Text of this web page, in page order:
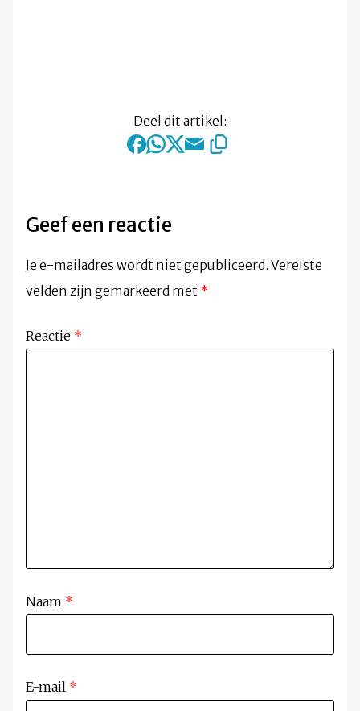
Deel dit artikel:
Geef een reactie
Je e-mailadres wordt niet gepubliceerd. Vereiste
velden zijn gemarkeerd met *
Reactie *
Naam *
E-mail *